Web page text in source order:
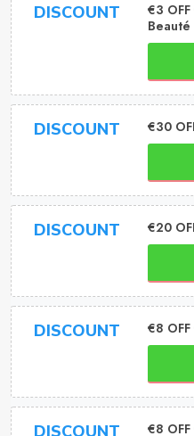
DISCOUNT
€3
Beauté
DISCOUNT €30
DISCOUNT €20
DISCOUNT €8
DISCOUNT €8